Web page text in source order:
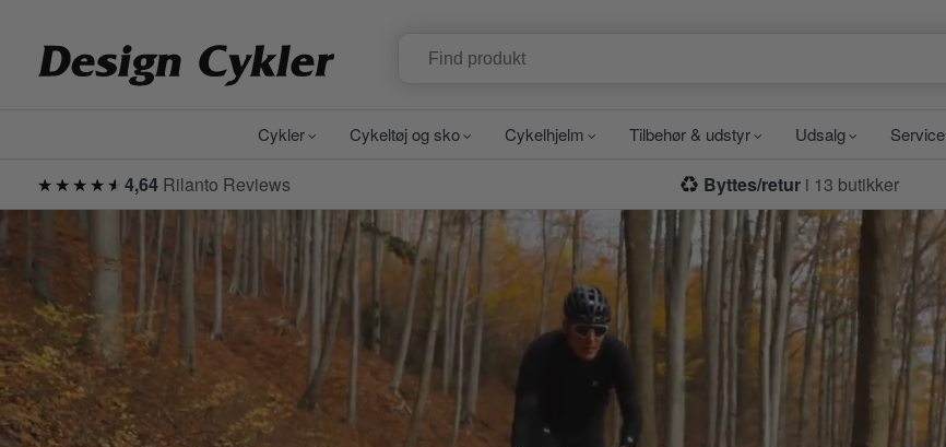
Cykler Cykeltøj og sko Cykelhjelm Tilbehør & udstyr Udsalg Service
★★★★★
★★★★★ 4,64Rilanto Reviews Byttes/returi 13 butikker